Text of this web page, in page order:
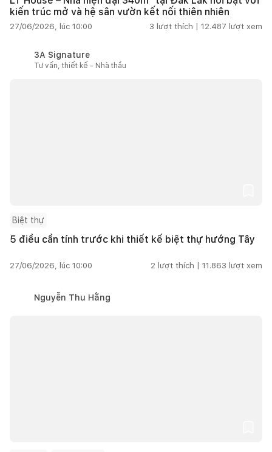
kiến trúc mở và hệ sân vườn kết nối thiên nhiên
27/06/2026, lúc 10:00 3 lượt thích | 12.487 lượt xem
3A Signature
Tư vấn, thiết kế - Nhà thầu
Biệt thự
5 điều cần tính trước khi thiết kế biệt thự hướng Tây
27/06/2026, lúc 10:00 2 lượt thích | 11.863 lượt xem
Nguyễn Thu Hằng